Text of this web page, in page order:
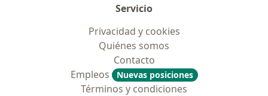
Servicio
Privacidad y cookies
Quiénes somos
Contacto
Empleos
Nuevas posiciones
Términos y condiciones